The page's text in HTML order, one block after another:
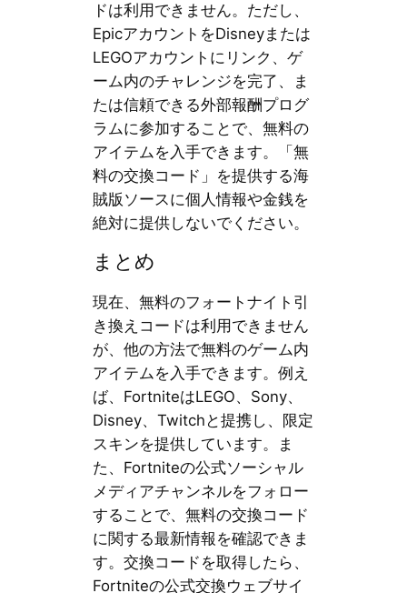
ドは利用できません。ただし、
EpicアカウントをDisneyまたは
LEGOアカウントにリンク、ゲ
ーム内のチャレンジを完了、ま
たは信頼できる外部報酬プログ
ラムに参加することで、無料の
アイテムを入手できます。「無
料の交換コード」を提供する海
賊版ソースに個人情報や金銭を
絶対に提供しないでください。
まとめ
現在、無料のフォートナイト引
き換えコードは利用できません
が、他の方法で無料のゲーム内
アイテムを入手できます。例え
ば、FortniteはLEGO、Sony、
Disney、Twitchと提携し、限定
スキンを提供しています。ま
た、Fortniteの公式ソーシャル
メディアチャンネルをフォロー
することで、無料の交換コード
に関する最新情報を確認できま
す。交換コードを取得したら、
Fortniteの公式交換ウェブサイ